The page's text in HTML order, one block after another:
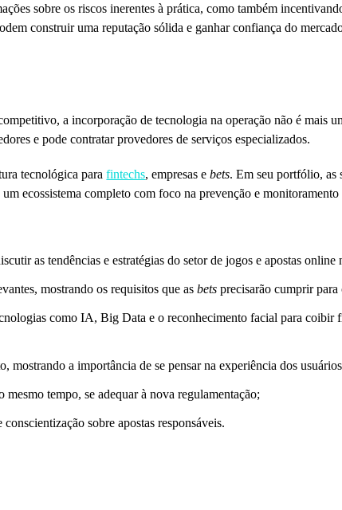
sobre os riscos inerentes à prática, como também
construir uma reputação sólida e ganhar confiança do
a incorporação de tecnologia na operação não é mais
e pode contratar provedores de serviços especializados.
tecnológica parafintechs, empresas ebets. Em seu portfólio, as
um ecossistema completo com foco na prevenção e monitoramento
as tendências e estratégias do setor de jogos e apostas online
mostrando os requisitos que asbets precisarão cumprir
como IA, Big Data e o reconhecimento facial para coibir
mostrando a importância de se pensar na experiência dos
tempo, se adequar à nova regulamentação;
sobre apostas responsáveis.